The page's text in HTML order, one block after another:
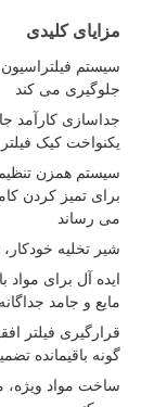
مزایای کلیدی
سیستم
جلوگیری می کند
جداسازی کارآمد
یکنواخت کیک فیلتر
سیستم همزن
برای تمیز کردن
می رساند
شیر تخلیه
ایده آل برای مواد
مایع و جامد
قرارگیری فیلتر
گونه باقیمانده
ساخت مواد ویژه،